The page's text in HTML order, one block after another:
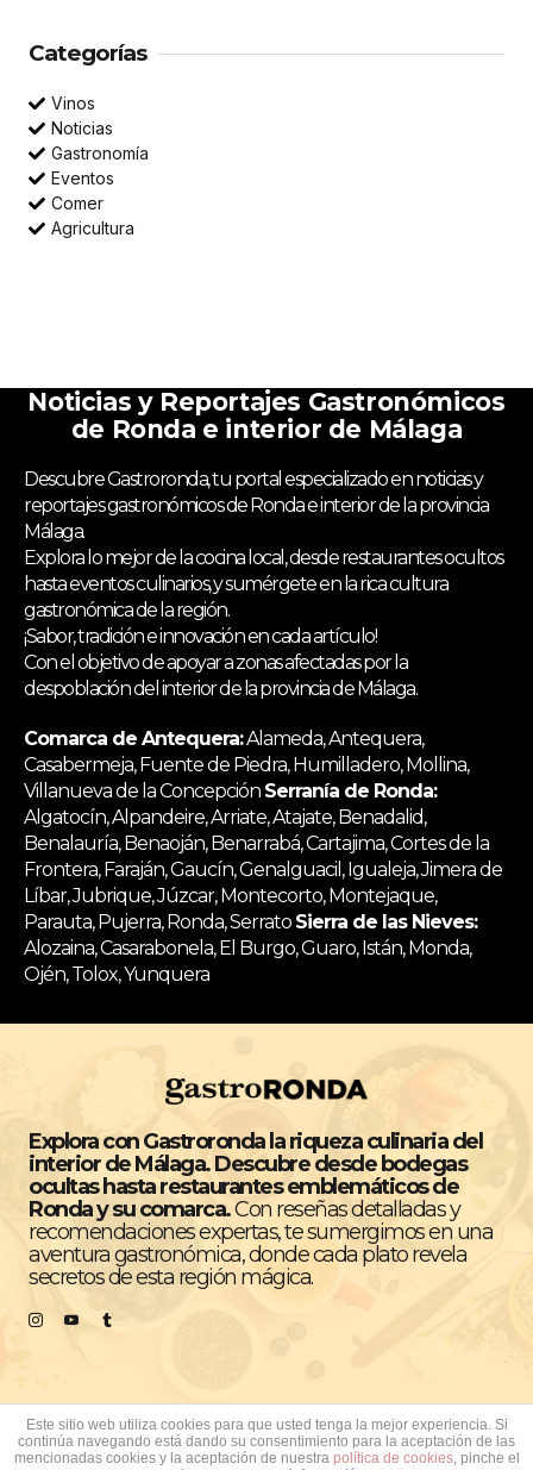
Categorías
Vinos
Noticias
Gastronomía
Eventos
Comer
Agricultura
Noticias y Reportajes Gastronómicos
de Ronda e interior de Málaga
Descubre Gastroronda, tu portal especializado en noticias y
reportajes gastronómicos de Ronda e interior de la provincia
Málaga.
Explora lo mejor de la cocina local, desde restaurantes ocultos
hasta eventos culinarios, y sumérgete en la rica cultura
gastronómica de la región.
¡Sabor, tradición e innovación en cada artículo!
Con el objetivo de apoyar a zonas afectadas por la
despoblación del interior de la provincia de Málaga.
Comarca de Antequera:Alameda, Antequera,
Casabermeja, Fuente de Piedra, Humilladero, Mollina,
Villanueva de la Concepción Serranía de Ronda:
Algatocín, Alpandeire, Arriate, Atajate, Benadalid,
Benalauría, Benaoján, Benarrabá, Cartajima, Cortes de la
Frontera, Faraján, Gaucín, Genalguacil, Igualeja, Jimera de
Líbar, Jubrique, Júzcar, Montecorto, Montejaque,
Parauta, Pujerra, Ronda, Serrato Sierra de las Nieves:
Alozaina, Casarabonela, El Burgo, Guaro, Istán, Monda,
Ojén, Tolox, Yunquera
Explora con Gastroronda la riqueza culinaria del
interior de Málaga. Descubre desde bodegas
ocultas hasta restaurantes emblemáticos de
Ronda y su comarca.Con reseñas detalladas y
recomendaciones expertas, te sumergimos en una
aventura gastronómica, donde cada plato revela
secretos de esta región mágica.
Todos los derechos reservados © GastroRonda
Este sitio web utiliza cookies para que usted tenga la mejor experiencia. Si
continúa navegando está dando su consentimiento para la aceptación de las
mencionadas cookies y la aceptación de nuestra política de cookies, pinche el